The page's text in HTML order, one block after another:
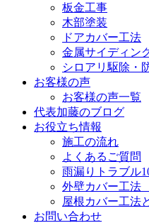
板金工事
木部塗装
ドアカバー工法
金属サイディン
シロアリ駆除・
お客様の声
お客様の声一覧
代表加藤のブログ
お役立ち情報
施工の流れ
よくあるご質問
雨漏りトラブル
外壁カバー工法
屋根カバー工法
お問い合わせ